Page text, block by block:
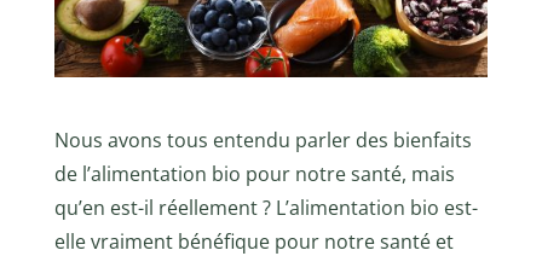
Nous avons tous entendu parler des bienfaits
de l’alimentation bio pour notre santé, mais
qu’en est-il réellement ? L’alimentation bio est-
elle vraiment bénéfique pour notre santé et